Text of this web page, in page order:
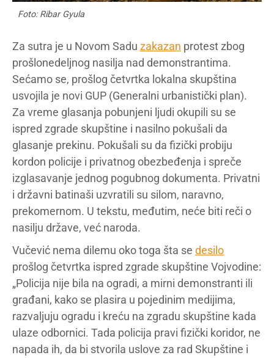
Foto: Ribar Gyula
Za sutra je u Novom Sadu zakazan protest zbog
prošlonedeljnog nasilja nad demonstrantima.
Sećamo se, prošlog četvrtka lokalna skupština
usvojila je novi GUP (Generalni urbanistički plan).
Za vreme glasanja pobunjeni ljudi okupili su se
ispred zgrade skupštine i nasilno pokušali da
glasanje prekinu. Pokušali su da fizički probiju
kordon policije i privatnog obezbeđenja i spreče
izglasavanje jednog pogubnog dokumenta. Privatni
i državni batinaši uzvratili su silom, naravno,
prekomernom. U tekstu, međutim, neće biti reči o
nasilju države, već naroda.
Vučević nema dilemu oko toga šta se desilo
prošlog četvrtka ispred zgrade skupštine Vojvodine:
„Policija nije bila na ogradi, a mirni demonstranti ili
građani, kako se plasira u pojedinim medijima,
razvaljuju ogradu i kreću na zgradu skupštine kada
ulaze odbornici. Tada policija pravi fizički koridor, ne
napada ih, da bi stvorila uslove za rad Skupštine i